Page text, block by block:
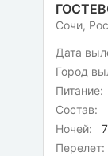
Сочи,
Дата
Город
Питание:
Состав:
Ночей:
7
Перелет: